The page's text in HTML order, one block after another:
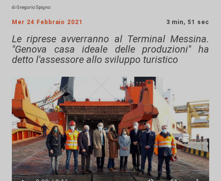
di Gregorio Spigno
Mer 24 Febbraio 2021 3 min, 51 sec
Le riprese avverranno al Terminal Messina.
"Genova casa ideale delle produzioni" ha
detto l'assessore allo sviluppo turistico